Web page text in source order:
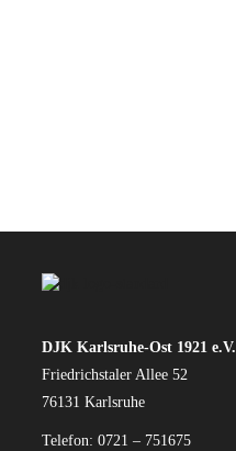
DJK Karlsruhe-Ost 1921 e.V.
Friedrichstaler Allee 52
76131 Karlsruhe
Telefon: 0721 – 751675